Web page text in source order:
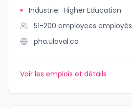
Industrie: Higher Education
51-200 employees employés
pha.ulaval.ca
Voir les emplois et détails